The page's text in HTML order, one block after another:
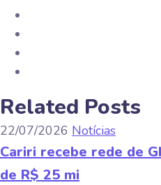
Related Posts
22/07/2026 Notícias
Cariri recebe rede de
de R$ 25 mi